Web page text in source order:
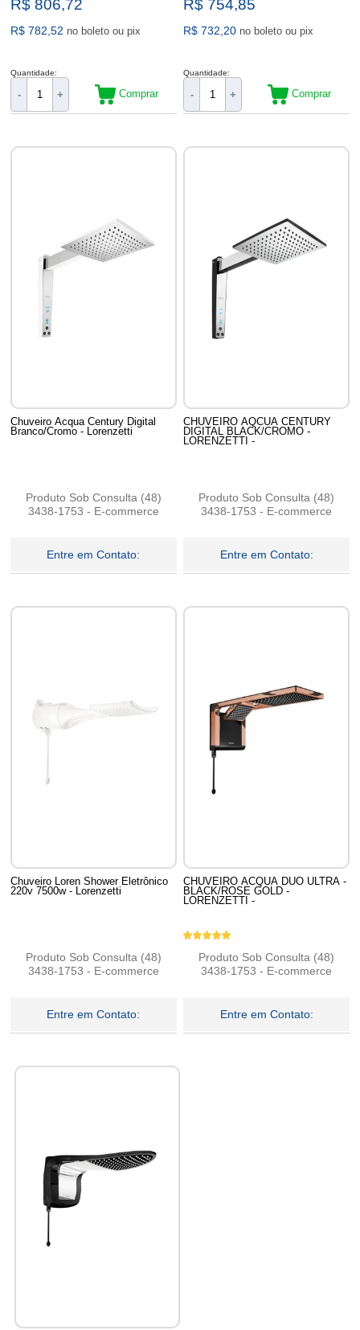
R$ 806,72
R$ 782,52 no boleto ou pix
Quantidade:
- + Comprar
R$ 754,85
R$ 732,20 no boleto ou pix
Quantidade:
- + Comprar
Chuveiro Acqua Century Digital
Branco/Cromo - Lorenzetti
Produto Sob Consulta (48)
3438-1753 - E-commerce
Entre em Contato:
CHUVEIRO AQCUA CENTURY
DIGITAL BLACK/CROMO -
LORENZETTI -
Produto Sob Consulta (48)
3438-1753 - E-commerce
Entre em Contato:
Chuveiro Loren Shower Eletrônico
220v 7500w - Lorenzetti
Produto Sob Consulta (48)
3438-1753 - E-commerce
Entre em Contato:
CHUVEIRO ACQUA DUO ULTRA -
BLACK/ROSE GOLD -
LORENZETTI -
Produto Sob Consulta (48)
3438-1753 - E-commerce
Entre em Contato: